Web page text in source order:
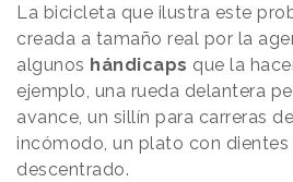
La bicicleta que ilustra este
creada a tamaño real por la
algunos hándicaps que la
ejemplo, una rueda delantera
avance, un sillín para carreras
incómodo, un plato con
descentrado.